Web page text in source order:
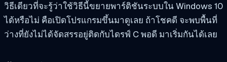
วิธีเดียวที่จะรู้ว่าใช้วิธีนี้ขยายพาร์ติชันระบบใน Windows 10
ได้หรือไม่ คือเปิดโปรแกรมขึ้นมาดูเลย ถ้าโชคดี จะพบพื้นที่
ว่างที่ยังไม่ได้จัดสรรอยู่ติดกับไดรฟ์ C พอดี มาเริ่มกันได้เลย